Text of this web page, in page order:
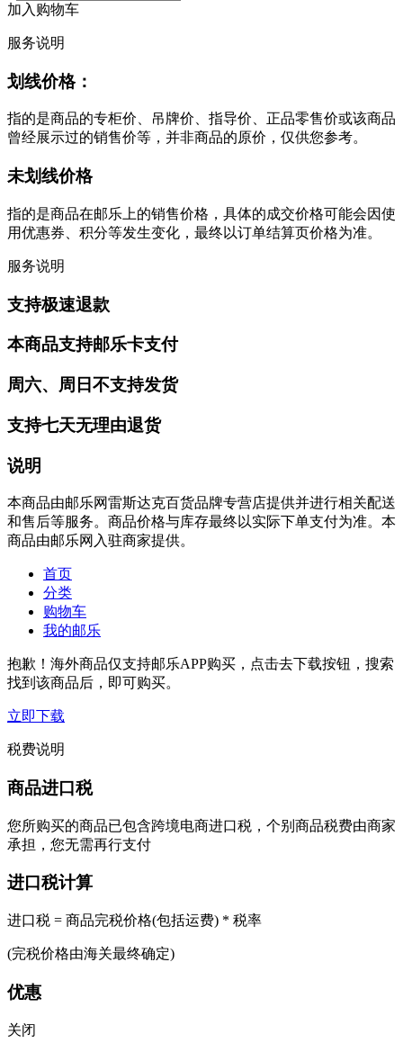
加入购物车
服务说明
划线价格：
指的是商品的专柜价、吊牌价、指导价、正品零售价或该商品
曾经展示过的销售价等，并非商品的原价，仅供您参考。
未划线价格
指的是商品在邮乐上的销售价格，具体的成交价格可能会因使
用优惠券、积分等发生变化，最终以订单结算页价格为准。
服务说明
支持极速退款
本商品支持邮乐卡支付
周六、周日不支持发货
支持七天无理由退货
说明
本商品由邮乐网雷斯达克百货品牌专营店提供并进行相关配送
和售后等服务。商品价格与库存最终以实际下单支付为准。本
商品由邮乐网入驻商家提供。
首页
分类
购物车
我的邮乐
抱歉！海外商品仅支持邮乐APP购买，点击去下载按钮，搜索
找到该商品后，即可购买。
立即下载
税费说明
商品进口税
您所购买的商品已包含跨境电商进口税，个别商品税费由商家
承担，您无需再行支付
进口税计算
进口税 = 商品完税价格(包括运费) * 税率
(完税价格由海关最终确定)
优惠
关闭